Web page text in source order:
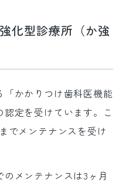
化型診療所（か強
かかりつけ歯科医機能
定を受けています。こ
でメンテナンスを受け
メンテナンスは3ヶ月